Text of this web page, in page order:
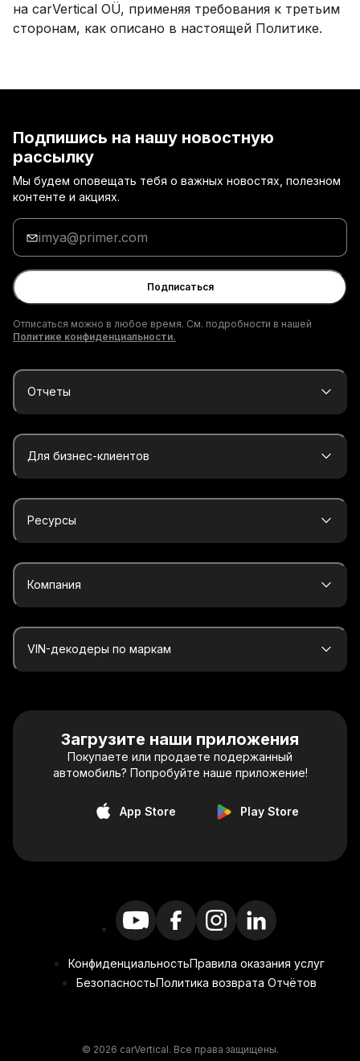
на carVertical OÜ, применяя требования к третьим
сторонам, как описано в настоящей Политике.
Подпишись на нашу новостную
рассылку
Мы будем оповещать тебя о важных новостях, полезном
контенте и акциях.
Введи
адрес
электронной
почты
Подписаться
Отписаться можно в любое время. См. подробности в нашей
Политике конфиденциальности.
Отчеты
Для бизнес-клиентов
Ресурсы
Компания
VIN-декодеры по маркам
Загрузите наши приложения
Покупаете или продаете подержанный
автомобиль? Попробуйте наше приложение!
App Store Play Store
КонфиденциальностьПравила оказания услуг
БезопасностьПолитика возврата Отчётов
© 2026 carVertical. Все права защищены.